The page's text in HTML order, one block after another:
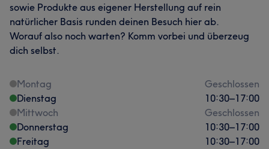
sowie Produkte aus eigener Herstellung auf rein
natürlicher Basis runden deinen Besuch hier ab.
Worauf also noch warten? Komm vorbei und überzeug
dich selbst.
Montag
Geschlossen
Dienstag
10:30–17:00
Mittwoch
Geschlossen
Donnerstag
10:30–17:00
Freitag
10:30–17:00